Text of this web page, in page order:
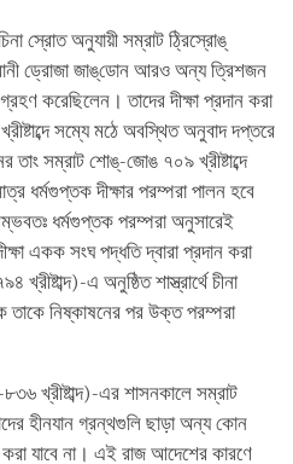
স্রোত অনুযায়ী সম্রাট ঠ্রিস্রোঙ্‌
ড্রোজা জাঙ্‌ডোন আরও অন্য ত্রিশজন
গ্রহণ করেছিলেন। তাদের দীক্ষা প্রদান করা
সম্যে মঠে অবস্থিত অনুবাদ দপ্তরে
তাং সম্রাট শোঙ্‌-জোঙ ৭০৯ খ্রীষ্টাব্দে
ধর্মগুপ্তক দীক্ষার পরম্পরা পালন হবে
সম্ভবতঃ ধর্মগুপ্তক পরম্পরা অনুসারেই
একক সংঘ পদ্ধতি দ্বারা প্রদান করা
এ অনুষ্ঠিত শাস্ত্রার্থে চীনা
তাকে নিষ্কাষনের পর উক্ত পরম্পরা
খ্রীষ্টাব্দ)-এর শাসনকালে সম্রাট
হীনযান গ্রন্থগুলি ছাড়া অন্য কোন
করা যাবে না। এই রাজ আদেশের কারণে